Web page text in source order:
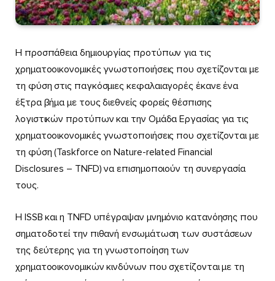
Η προσπάθεια δημιουργίας προτύπων για τις
χρηματοοικονομικές γνωστοποιήσεις που σχετίζονται με
τη φύση στις παγκόσμιες κεφαλαιαγορές έκανε ένα
έξτρα βήμα με τους διεθνείς φορείς θέσπισης
λογιστικών προτύπων και την Ομάδα Εργασίας για τις
χρηματοοικονομικές γνωστοποιήσεις που σχετίζονται με
τη φύση (Taskforce on Nature-related Financial
Disclosures – TNFD) να επισημοποιούν τη συνεργασία
τους.
Η ISSB και η TNFD υπέγραψαν μνημόνιο κατανόησης που
σηματοδοτεί την πιθανή ενσωμάτωση των συστάσεων
της δεύτερης για τη γνωστοποίηση των
χρηματοοικονομικών κινδύνων που σχετίζονται με τη